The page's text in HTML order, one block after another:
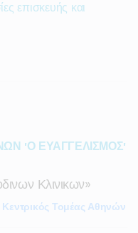
επισκευής και
'Ο ΕΥΑΓΓΕΛΙΣΜΟΣ'
Κλινικων»
Κεντρικός Τομέας Αθηνών